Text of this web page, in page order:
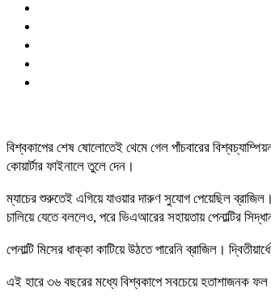
বিশ্বকাপের শেষ ষোলোতেই থেমে গেল পাঁচবারের
কোয়ার্টার ফাইনালে তুলে দেন।
ম্যাচের শুরুতেই এগিয়ে যাওয়ার দারুণ সুযোগ পেয়েছিল
চালিয়ে যেতে বললেও, পরে ভিএআরের সহায়তায় পেনাল্টির
পেনাল্টি মিসের ধাক্কা কাটিয়ে উঠতে পারেনি ব্রাজিল।
এই হারে ৩৬ বছরের মধ্যে বিশ্বকাপে সবচেয়ে হতাশাজনক